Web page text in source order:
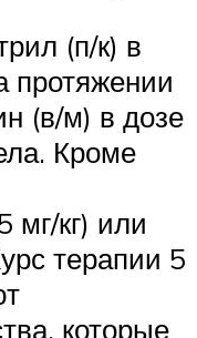
(п/к) в
протяжении
(в/м) в дозе
Кроме
мг/кг) или
терапии 5
которые